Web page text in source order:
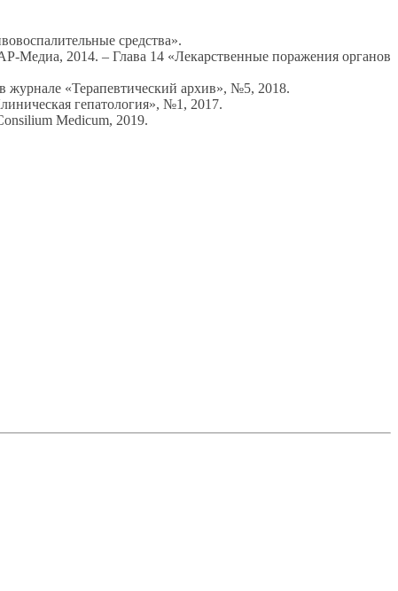
средства».
Медиа, 2014. – Глава 14 «Лекарственные поражения органов
журнале «Терапевтический архив», №5, 2018.
гепатология», №1, 2017.
Medicum, 2019.